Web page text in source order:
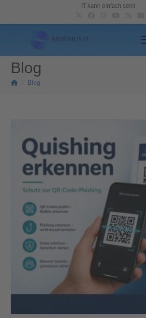
IT kann einfach sein!
Blog
Blog